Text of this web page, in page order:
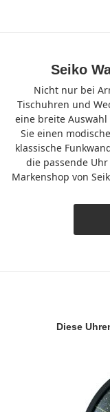
Seiko
Nicht nur bei
Tischuhren und
eine breite
Sie einen
klassische
die passende
Markenshop von
Diese